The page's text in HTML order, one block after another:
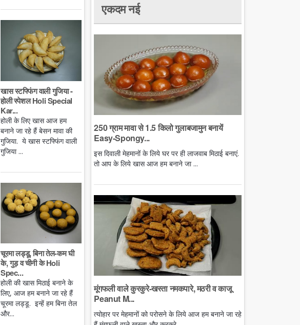
खास स्टफ्फिंग वाली गुजिया -
होली स्पेशल Holi Special
Kar...
होली के लिए खास आज हम
बनाने जा रहे हैं बेसन मावा की
गुजिया. ये खास स्टफ्फिंग वाली
गुजिया ...
चूरमा लड्डू, बिना तेल-कम घी
के, गुड़ व चीनी के Holi
Spec...
होली की खास मिठाई बनाने के
लिए, आज हम बनाने जा रहे हैं
चूरमा लड्डू. इन्हें हम बिना तेल
और...
एकदम नई
250 ग्राम मावा से 1.5 किलो गुलाबजामुन बनायें
Easy-Spongy...
इस दिवाली मेहमानों के लिये घर पर ही लाजवाब मिठाई बनाएं.
तो आप के लिये खास आज हम बनाने जा ...
मूंगफली वाले कुरकुरे-खस्ता नमकपारे, मठरी व काजू
Peanut M...
त्योहार पर मेहमानों को परोसने के लिये आज हम बनाने जा रहे